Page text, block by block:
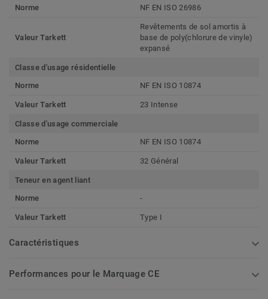
Norme
NF EN ISO 26986
Valeur Tarkett
Revêtements de sol amortis à
base de poly(chlorure de vinyle)
expansé
Classe d'usage résidentielle
Norme
NF EN ISO 10874
Valeur Tarkett 23 Intense
Classe d'usage commerciale
Norme
NF EN ISO 10874
Valeur Tarkett 32 Général
Teneur en agent liant
Norme
-
Valeur Tarkett Type I
Caractéristiques
Performances pour le Marquage CE